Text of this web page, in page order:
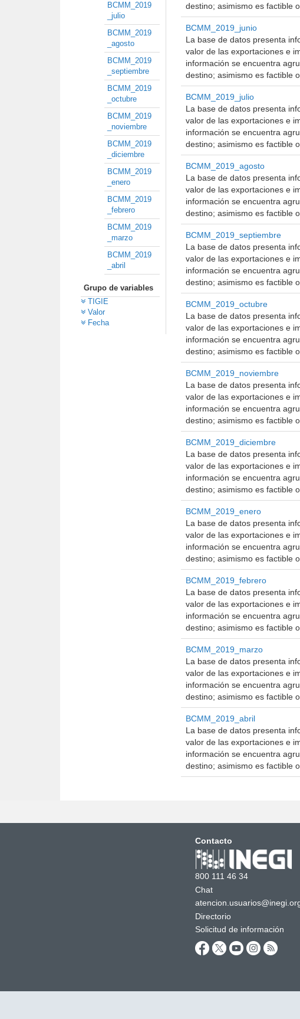
BCMM_2019
_julio
BCMM_2019
_agosto
BCMM_2019
_septiembre
BCMM_2019
_octubre
BCMM_2019
_noviembre
BCMM_2019
_diciembre
BCMM_2019
_enero
BCMM_2019
_febrero
BCMM_2019
_marzo
BCMM_2019
_abril
Grupo de variables
TIGIE
Valor
Fecha
destino; asimismo es factible
BCMM_2019_junio
La base de datos presenta
valor de las exportaciones e
información se encuentra
destino; asimismo es factible
BCMM_2019_julio
La base de datos presenta
valor de las exportaciones e
información se encuentra
destino; asimismo es factible
BCMM_2019_agosto
La base de datos presenta
valor de las exportaciones e
información se encuentra
destino; asimismo es factible
BCMM_2019_septiembre
La base de datos presenta
valor de las exportaciones e
información se encuentra
destino; asimismo es factible
BCMM_2019_octubre
La base de datos presenta
valor de las exportaciones e
información se encuentra
destino; asimismo es factible
BCMM_2019_noviembre
La base de datos presenta
valor de las exportaciones e
información se encuentra
destino; asimismo es factible
BCMM_2019_diciembre
La base de datos presenta
valor de las exportaciones e
información se encuentra
destino; asimismo es factible
BCMM_2019_enero
La base de datos presenta
valor de las exportaciones e
información se encuentra
destino; asimismo es factible
BCMM_2019_febrero
La base de datos presenta
valor de las exportaciones e
información se encuentra
destino; asimismo es factible
BCMM_2019_marzo
La base de datos presenta
valor de las exportaciones e
información se encuentra
destino; asimismo es factible
BCMM_2019_abril
La base de datos presenta
valor de las exportaciones e
información se encuentra
destino; asimismo es factible
Contacto
800 111 46 34
Chat
Directorio
Solicitud de información